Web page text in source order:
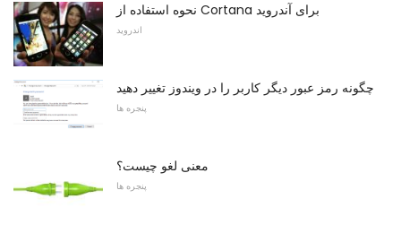
نحوه استفاده از Cortana برای آندروید
اندروید
چگونه رمز عبور دیگر کاربر را در ویندوز تغییر دهید
پنجره ها
معنی لغو چیست؟
پنجره ها